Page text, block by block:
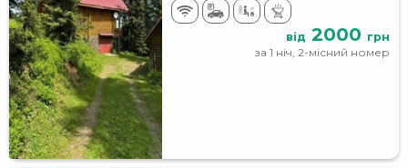
від 2000 грн
за 1 ніч, 2-місний номер